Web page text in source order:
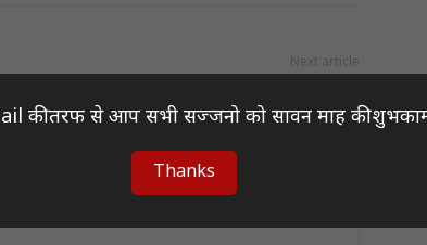
Next article
पीएम आवास योजना के लिए आवेदन
की तरफ से आप सभी सज्जनो को सावन माह की
Thanks